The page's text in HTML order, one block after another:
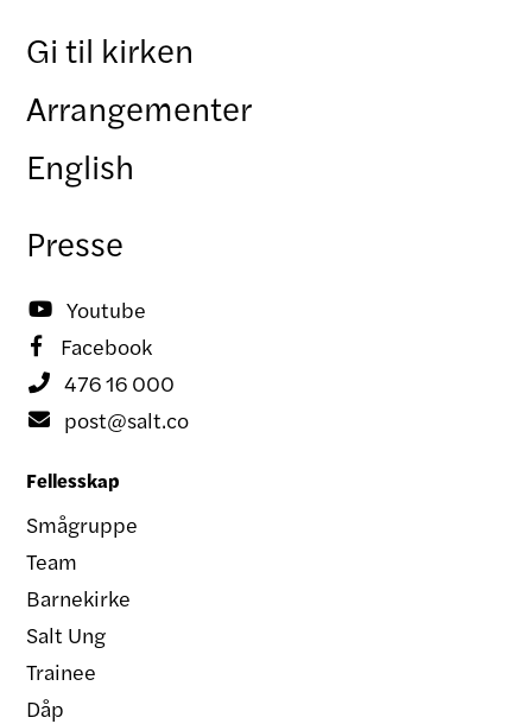
Gi til kirken
Arrangementer
English
Presse
 Youtube
 Facebook
 476 16 000
 post@salt.co
Fellesskap
Smågruppe
Team
Barnekirke
Salt Ung
Trainee
Dåp